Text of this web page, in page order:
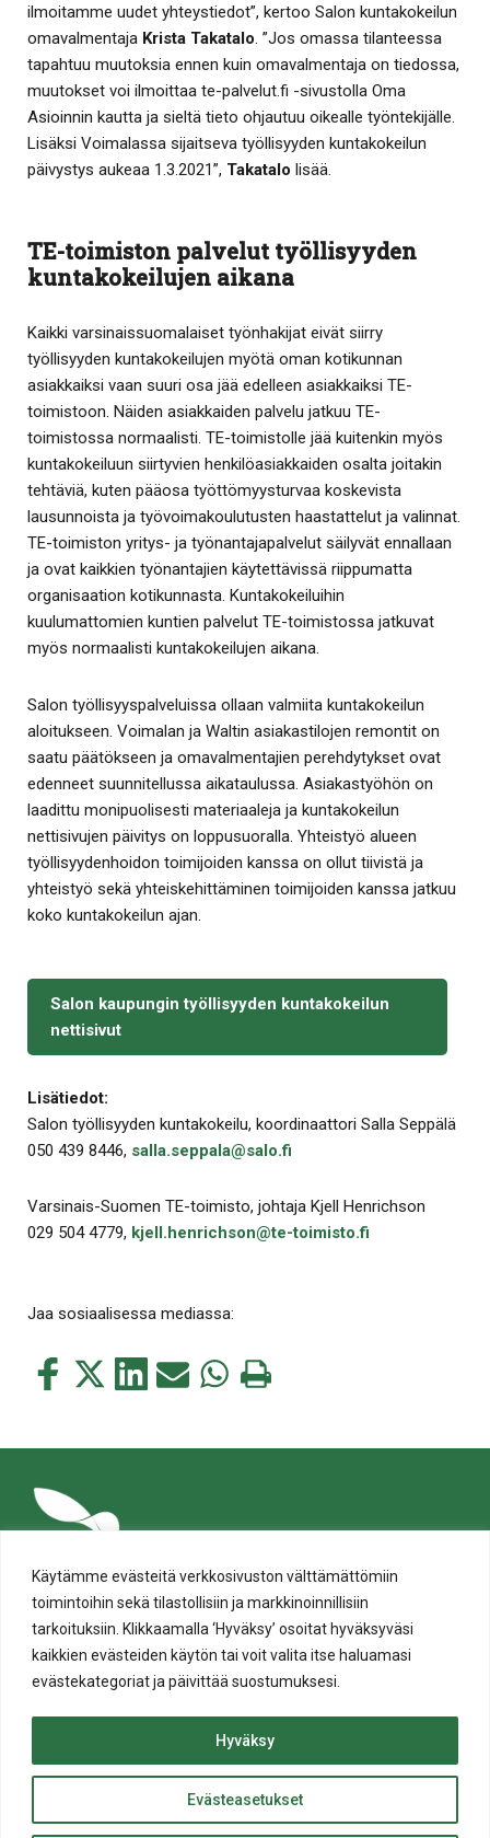
Käytämme evästeitä verkkosivuston välttämättömiin
toimintoihin sekä tilastollisiin ja markkinoinnillisiin
tarkoituksiin. Klikkaamalla ‘Hyväksy’ osoitat hyväksyväsi
kaikkien evästeiden käytön tai voit valita itse haluamasi
evästekategoriat ja päivittää suostumuksesi.
Evästeasetukset
Hyväksy
ilmoitamme uudet yhteystiedot”, kertoo Salon kuntakokeilun
omavalmentaja Krista Takatalo . ”Jos omassa tilanteessa
tapahtuu muutoksia ennen kuin omavalmentaja on tiedossa,
muutokset voi ilmoittaa te-palvelut.fi -sivustolla Oma
Asioinnin kautta ja sieltä tieto ohjautuu oikealle työntekijälle.
Lisäksi Voimalassa sijaitseva työllisyyden kuntakokeilun
päivystys aukeaa 1.3.2021”, Takatalo lisää.
TE-toimiston palvelut työllisyyden
kuntakokeilujen aikana
Kaikki varsinaissuomalaiset työnhakijat eivät siirry
työllisyyden kuntakokeilujen myötä oman kotikunnan
asiakkaiksi vaan suuri osa jää edelleen asiakkaiksi TE-
toimistoon. Näiden asiakkaiden palvelu jatkuu TE-
toimistossa normaalisti. TE-toimistolle jää kuitenkin myös
kuntakokeiluun siirtyvien henkilöasiakkaiden osalta joitakin
tehtäviä, kuten pääosa työttömyysturvaa koskevista
lausunnoista ja työvoimakoulutusten haastattelut ja valinnat.
TE-toimiston yritys- ja työnantajapalvelut säilyvät ennallaan
ja ovat kaikkien työnantajien käytettävissä riippumatta
organisaation kotikunnasta. Kuntakokeiluihin
kuulumattomien kuntien palvelut TE-toimistossa jatkuvat
myös normaalisti kuntakokeilujen aikana.
Salon työllisyyspalveluissa ollaan valmiita kuntakokeilun
aloitukseen. Voimalan ja Waltin asiakastilojen remontit on
saatu päätökseen ja omavalmentajien perehdytykset ovat
edenneet suunnitellussa aikataulussa. Asiakastyöhön on
laadittu monipuolisesti materiaaleja ja kuntakokeilun
nettisivujen päivitys on loppusuoralla. Yhteistyö alueen
työllisyydenhoidon toimijoiden kanssa on ollut tiivistä ja
yhteistyö sekä yhteiskehittäminen toimijoiden kanssa jatkuu
koko kuntakokeilun ajan.
Salon kaupungin työllisyyden kuntakokeilun
nettisivut
Lisätiedot:
Salon työllisyyden kuntakokeilu, koordinaattori Salla Seppälä
050 439 8446, salla.seppala@salo.fi
Varsinais-Suomen TE-toimisto, johtaja Kjell Henrichson
029 504 4779, kjell.henrichson@te-toimisto.fi
Jaa sosiaalisessa mediassa:
Jaa
Jaa
Jaa Jaa Jaa Tulosta
ylös
© Salon kaupunki 2020 • All rights reserved.